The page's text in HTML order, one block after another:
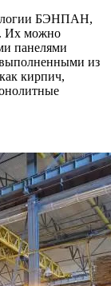
БЭНПАН,
Их можно
панелями
из
кирпич,